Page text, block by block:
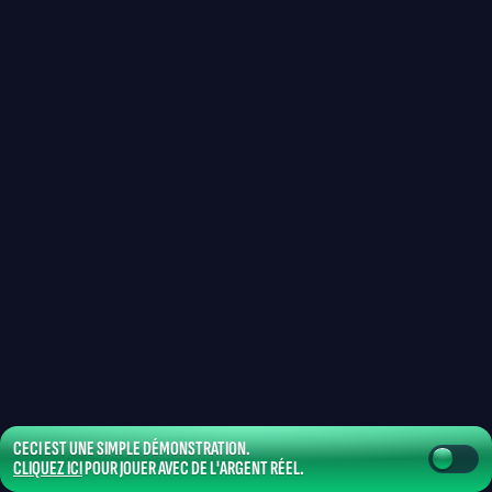
CECI EST UNE SIMPLE DÉMONSTRATION.
CLIQUEZ ICIPOUR JOUER AVEC DE L'ARGENT RÉEL.